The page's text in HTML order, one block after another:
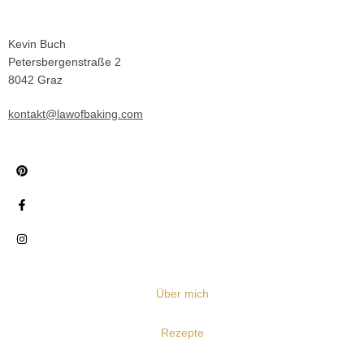
Kevin Buch
Petersbergenstraße 2
8042 Graz
kontakt@lawofbaking.com
Über mich
Rezepte